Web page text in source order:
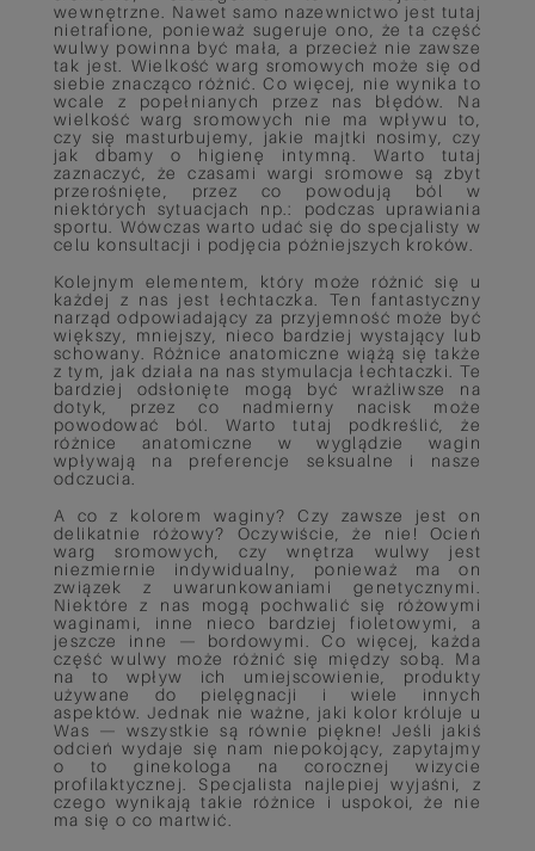
wewnętrzne. Nawet samo nazewnictwo jest tutaj
nietrafione, ponieważ sugeruje ono, że ta część
wulwy powinna być mała, a przecież nie zawsze
tak jest. Wielkość warg sromowych może się od
siebie znacząco różnić. Co więcej, nie wynika to
wcale z popełnianych przez nas błędów. Na
wielkość warg sromowych nie ma wpływu to,
czy się masturbujemy, jakie majtki nosimy, czy
jak dbamy o higienę intymną. Warto tutaj
zaznaczyć, że czasami wargi sromowe są zbyt
przerośnięte, przez co powodują ból w
niektórych sytuacjach np.: podczas uprawiania
sportu. Wówczas warto udać się do specjalisty w
celu konsultacji i podjęcia późniejszych kroków.
Kolejnym elementem, który może różnić się u
każdej z nas jest łechtaczka. Ten fantastyczny
narząd odpowiadający za przyjemność może być
większy, mniejszy, nieco bardziej wystający lub
schowany. Różnice anatomiczne wiążą się także
z tym, jak działa na nas stymulacja łechtaczki. Te
bardziej odsłonięte mogą być wrażliwsze na
dotyk, przez co nadmierny nacisk może
powodować ból. Warto tutaj podkreślić, że
różnice anatomiczne w wyglądzie wagin
wpływają na preferencje seksualne i nasze
odczucia.
A co z kolorem waginy? Czy zawsze jest on
delikatnie różowy? Oczywiście, że nie! Ocień
warg sromowych, czy wnętrza wulwy jest
niezmiernie indywidualny, ponieważ ma on
związek z uwarunkowaniami genetycznymi.
Niektóre z nas mogą pochwalić się różowymi
waginami, inne nieco bardziej fioletowymi, a
jeszcze inne — bordowymi. Co więcej, każda
część wulwy może różnić się między sobą. Ma
na to wpływ ich umiejscowienie, produkty
używane do pielęgnacji i wiele innych
aspektów. Jednak nie ważne, jaki kolor króluje u
Was — wszystkie są równie piękne! Jeśli jakiś
odcień wydaje się nam niepokojący, zapytajmy
o to ginekologa na corocznej wizycie
profilaktycznej. Specjalista najlepiej wyjaśni, z
czego wynikają takie różnice i uspokoi, że nie
ma się o co martwić.